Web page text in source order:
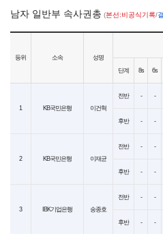
남자 일반부 속사권총(본선:비공식기록/
등위 소속 성명
단계 8s 6s
1 KB국민은행 이건혁
전반 - -
후반
- -
2 KB국민은행 이재균
전반 - -
후반
- -
3 IBK기업은행 송종호
전반 - -
후반
- -